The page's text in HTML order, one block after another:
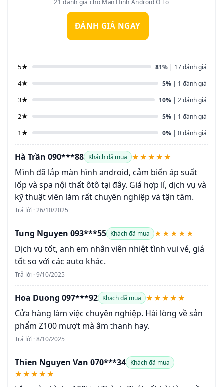
21 đánh giá cho Màn Hình Android Ô Tô
ĐÁNH GIÁ NGAY
5★ 81% | 17 đánh giá
4★ 5% | 1 đánh giá
3★ 10% | 2 đánh giá
2★ 5% | 1 đánh giá
1★ 0% | 0 đánh giá
Hà Trần 090***88 Khách đã mua ★★★★★
Mình đã lắp màn hình android, cảm biến áp suất
lốp và spa nội thất ôtô tại đây. Giá hợp lí, dịch vụ và
kỹ thuật viên làm rất chuyên nghiệp và tận tâm.
Trả lời · 26/10/2025
Tung Nguyen 093***55 Khách đã mua ★★★★★
Dịch vụ tốt, anh em nhân viên nhiệt tình vui vẻ, giá
tốt so với các auto khác.
Trả lời · 9/10/2025
Hoa Duong 097***92 Khách đã mua ★★★★★
Cửa hàng làm việc chuyên nghiệp. Hài lòng về sản
phẩm Z100 mượt mà âm thanh hay.
Trả lời · 8/10/2025
Thien Nguyen Van 070***34 Khách đã mua
★★★★★